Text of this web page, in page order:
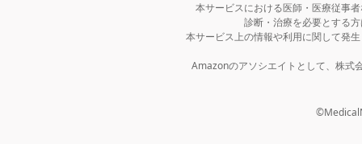
本サービスにおける医師・医療従事
診断・治療を必要とする
本サービス上の情報や利用に関して発
Amazonのアソシエイトとして、株式